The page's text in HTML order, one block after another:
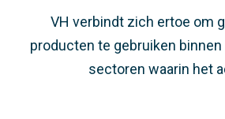
VH verbindt zich ertoe om
producten te gebruiken
sectoren waarin het